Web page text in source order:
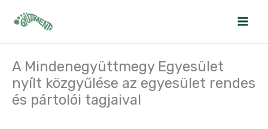
A Mindenegyüttmegy Egyesület
nyílt közgyűlése az egyesület rendes
és pártolói tagjaival